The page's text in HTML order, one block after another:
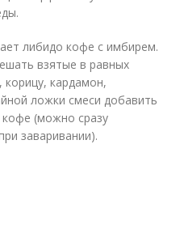
либидо кофе с имбирем.
взятые в равных
кардамон,
ложки смеси добавить
(можно сразу
заваривании).